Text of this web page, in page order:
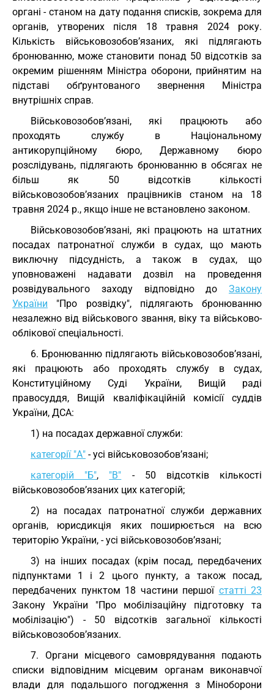
органі - станом на дату подання списків, зокрема для
органів, утворених після 18 травня 2024 року.
Кількість військовозобов’язаних, які підлягають
бронюванню, може становити понад 50 відсотків за
окремим рішенням Міністра оборони, прийнятим на
підставі обґрунтованого звернення Міністра
внутрішніх справ.
Військовозобов’язані, які працюють або
проходять службу в Національному
антикорупційному бюро, Державному бюро
розслідувань, підлягають бронюванню в обсягах не
більш як 50 відсотків кількості
військовозобов’язаних працівників станом на 18
травня 2024 р., якщо інше не встановлено законом.
Військовозобов’язані, які працюють на штатних
посадах патронатної служби в судах, що мають
виключну підсудність, а також в судах, що
уповноважені надавати дозвіл на проведення
розвідувального заходу відповідно до Закону
України "Про розвідку", підлягають бронюванню
незалежно від військового звання, віку та військово-
облікової спеціальності.
6. Бронюванню підлягають військовозобов’язані,
які працюють або проходять службу в судах,
Конституційному Суді України, Вищій раді
правосуддя, Вищій кваліфікаційній комісії суддів
України, ДСА:
1) на посадах державної служби:
категорії "А" - усі військовозобов’язані;
категорій "Б", "В" - 50 відсотків кількості
військовозобов’язаних цих категорій;
2) на посадах патронатної служби державних
органів, юрисдикція яких поширюється на всю
територію України, - усі військовозобов’язані;
3) на інших посадах (крім посад, передбачених
підпунктами 1 і 2 цього пункту, а також посад,
передбачених пунктом 18 частини першої статті 23
Закону України "Про мобілізаційну підготовку та
мобілізацію") - 50 відсотків загальної кількості
військовозобов’язаних.
7. Органи місцевого самоврядування подають
списки відповідним місцевим органам виконавчої
влади для подальшого погодження з Міноборони